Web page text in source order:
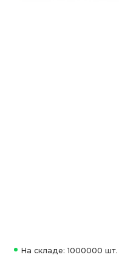
На складе: 1000000 шт.